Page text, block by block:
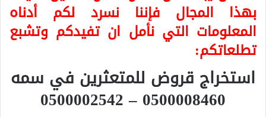
بهذا المجال فإننا نسرد لكم أدناه
المعلومات التي نأمل ان تفيدكم وتشبع
تطلعاتكم:
استخراج قروض للمتعثرين في سمه
0500008460 – 0500002542